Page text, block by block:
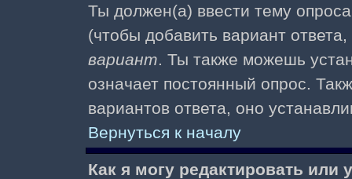
Ты должен(а) ввести тему
(чтобы добавить вариант
вариант. Ты также можешь
означает постоянный опрос.
вариантов ответа, оно
Вернуться к началу
Как я могу редактировать или